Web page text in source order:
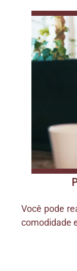
Você pode
comodidade